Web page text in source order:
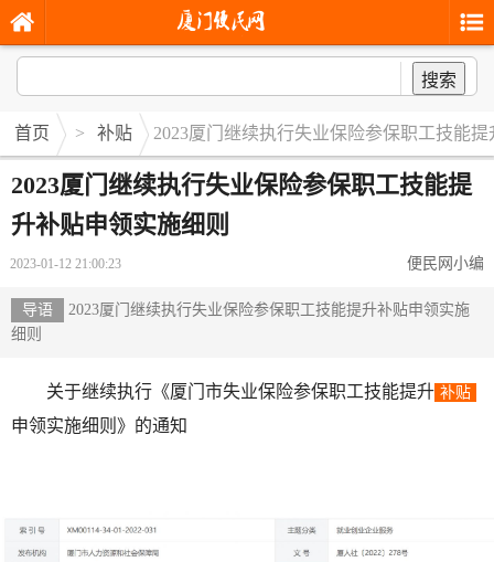
搜索
首页 > 补贴 2023厦门继续执行失业保险参保职工技能
2023厦门继续执行失业保险参保职工技能提
升补贴申领实施细则
2023-01-12 21:00:23 便民网小编
导语
2023厦门继续执行失业保险参保职工技能提升补贴申领实施
细则
关于继续执行《厦门市失业保险参保职工技能提升 补贴
申领实施细则》的通知